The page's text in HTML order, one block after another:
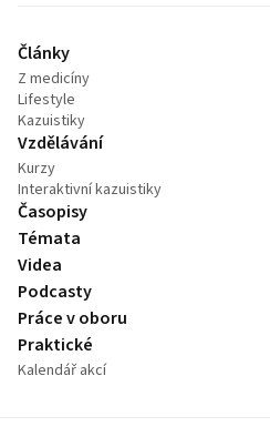
Články
Z medicíny
Lifestyle
Kazuistiky
Vzdělávání
Kurzy
Interaktivní kazuistiky
Časopisy
Témata
Videa
Podcasty
Práce v oboru
Praktické
Kalendář akcí